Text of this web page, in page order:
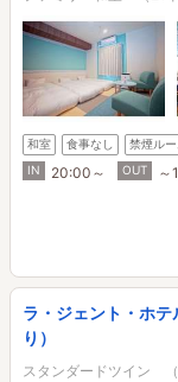
和室 食事なし
禁煙ルー
IN
20:00～ OUT ～
ラ・ジェント・ホ
り）
スタンダードツイン